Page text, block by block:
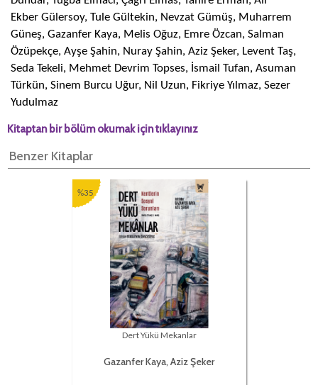
Ekber Gülersoy, Tule Gültekin, Nevzat Gümüş, Muharrem
Güneş, Gazanfer Kaya, Melis Oğuz, Emre Özcan, Salman
Özüpekçe, Ayşe Şahin, Nuray Şahin, Aziz Şeker, Levent Taş,
Seda Tekeli, Mehmet Devrim Topses, İsmail Tufan, Asuman
Türkün, Sinem Burcu Uğur, Nil Uzun, Fikriye Yılmaz, Sezer
Yudulmaz
Kitaptan bir bölüm okumak için tıklayınız
Benzer Kitaplar
%35
Dert Yükü Mekanlar
Gazanfer Kaya, Aziz Şeker